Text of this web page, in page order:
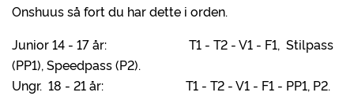
Onshuus så fort du har dette i orden.
Junior 14 - 17 år: T1 - T2 - V1 - F1, Stilpass
(PP1), Speedpass (P2).
Ungr. 18 - 21 år: T1 - T2 - V1 - F1 - PP1, P2.